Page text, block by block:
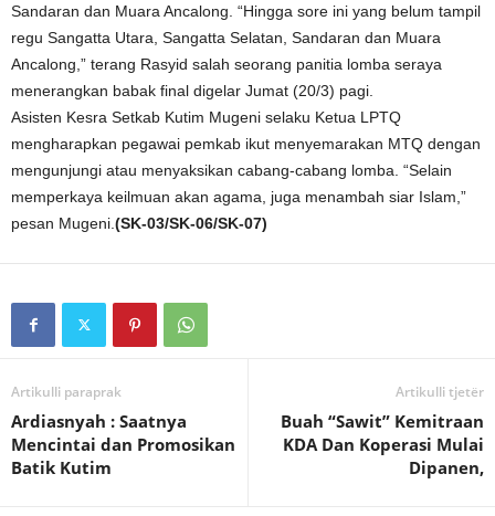
Sandaran dan Muara Ancalong. “Hingga sore ini yang belum tampil
regu Sangatta Utara, Sangatta Selatan, Sandaran dan Muara
Ancalong,” terang Rasyid salah seorang panitia lomba seraya
menerangkan babak final digelar Jumat (20/3) pagi.
Asisten Kesra Setkab Kutim Mugeni selaku Ketua LPTQ
mengharapkan pegawai pemkab ikut menyemarakan MTQ dengan
mengunjungi atau menyaksikan cabang-cabang lomba. “Selain
memperkaya keilmuan akan agama, juga menambah siar Islam,”
pesan Mugeni. (SK-03/SK-06/SK-07)
Artikulli paraprak
Ardiasnyah : Saatnya
Mencintai dan Promosikan
Batik Kutim
Artikulli tjetër
Buah “Sawit” Kemitraan
KDA Dan Koperasi Mulai
Dipanen,